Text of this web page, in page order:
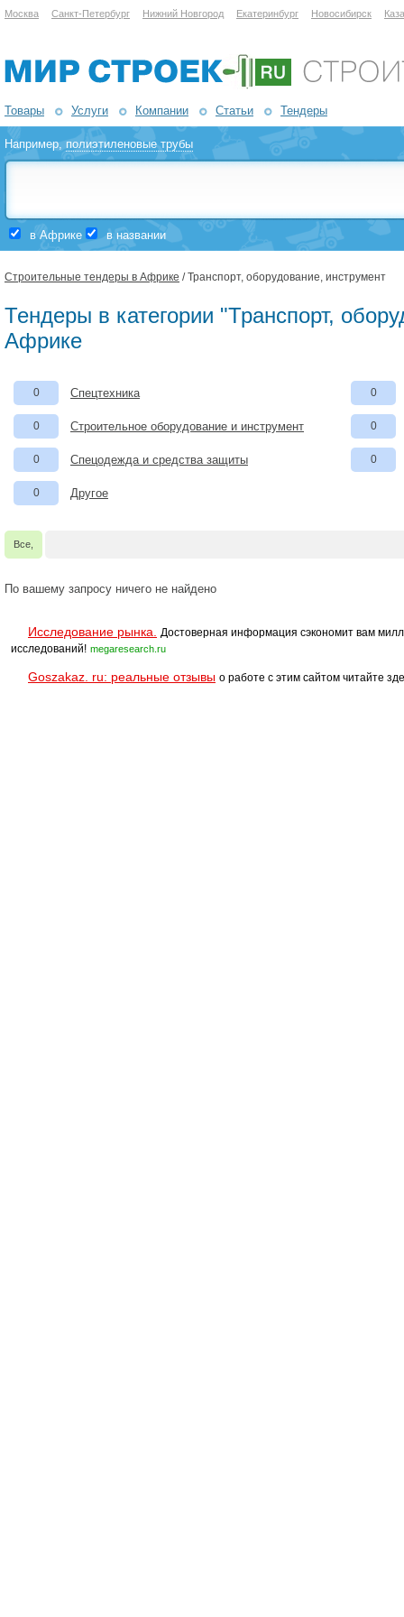
Москва Санкт-Петербург Нижний Новгород Екатеринбург Новосибирск
Товары Услуги Компании Статьи Тендеры
Например,полиэтиленовые трубы
в Африке в названии
Строительные тендеры в Африке / Транспорт, оборудование, инструмент
Тендеры в категории "Транспорт,
Африке
0 Спецтехника 0
0 Строительное оборудование и инструмент 0
0 Спецодежда и средства защиты 0
0 Другое
Все,
По вашему запросу ничего не найдено
Исследование рынка.
Достоверная информация сэкономит вам
исследований! megaresearch.ru
Goszakaz. ru: реальные отзывы о работе с этим сайтом читайте